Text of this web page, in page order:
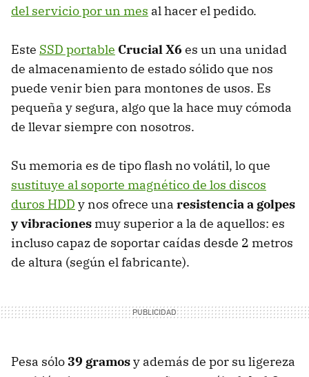
del servicio por un mes al hacer el pedido.
Este SSD portable Crucial X6 es un una unidad
de almacenamiento de estado sólido que nos
puede venir bien para montones de usos. Es
pequeña y segura, algo que la hace muy cómoda
de llevar siempre con nosotros.
Su memoria es de tipo flash no volátil, lo que
sustituye al soporte magnético de los discos
duros HDD y nos ofrece una resistencia a golpes
y vibraciones muy superior a la de aquellos: es
incluso capaz de soportar caídas desde 2 metros
de altura (según el fabricante).
Pesa sólo39 gramosy además de por su ligereza